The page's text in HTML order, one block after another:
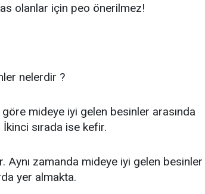
olanlar için peo önerilmez!
nelerdir ?
göre mideye iyi gelen besinler arasında
sırada ise kefir.
Aynı zamanda mideye iyi gelen besinler
yer almakta.